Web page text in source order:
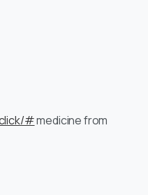
#medicine from